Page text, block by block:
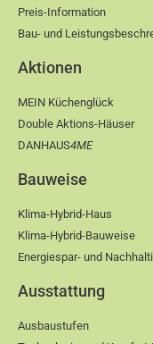
Preis-Information
Bau- und
Aktionen
MEIN Küchenglück
Double Aktions-Häuser
DANHAUS4ME
Bauweise
Klima-Hybrid-Haus
Klima-Hybrid-Bauweise
Energiespar- und
Ausstattung
Ausbaustufen